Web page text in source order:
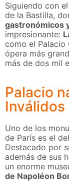
Siguiendo con
de la Bastilla,
gastronómicos
impresionante:
como el Palacio
ópera más
más de dos mil
Palacio
Inválidos
Uno de los
de París es el
Destacado por
además de sus
un enorme
de Napoléon